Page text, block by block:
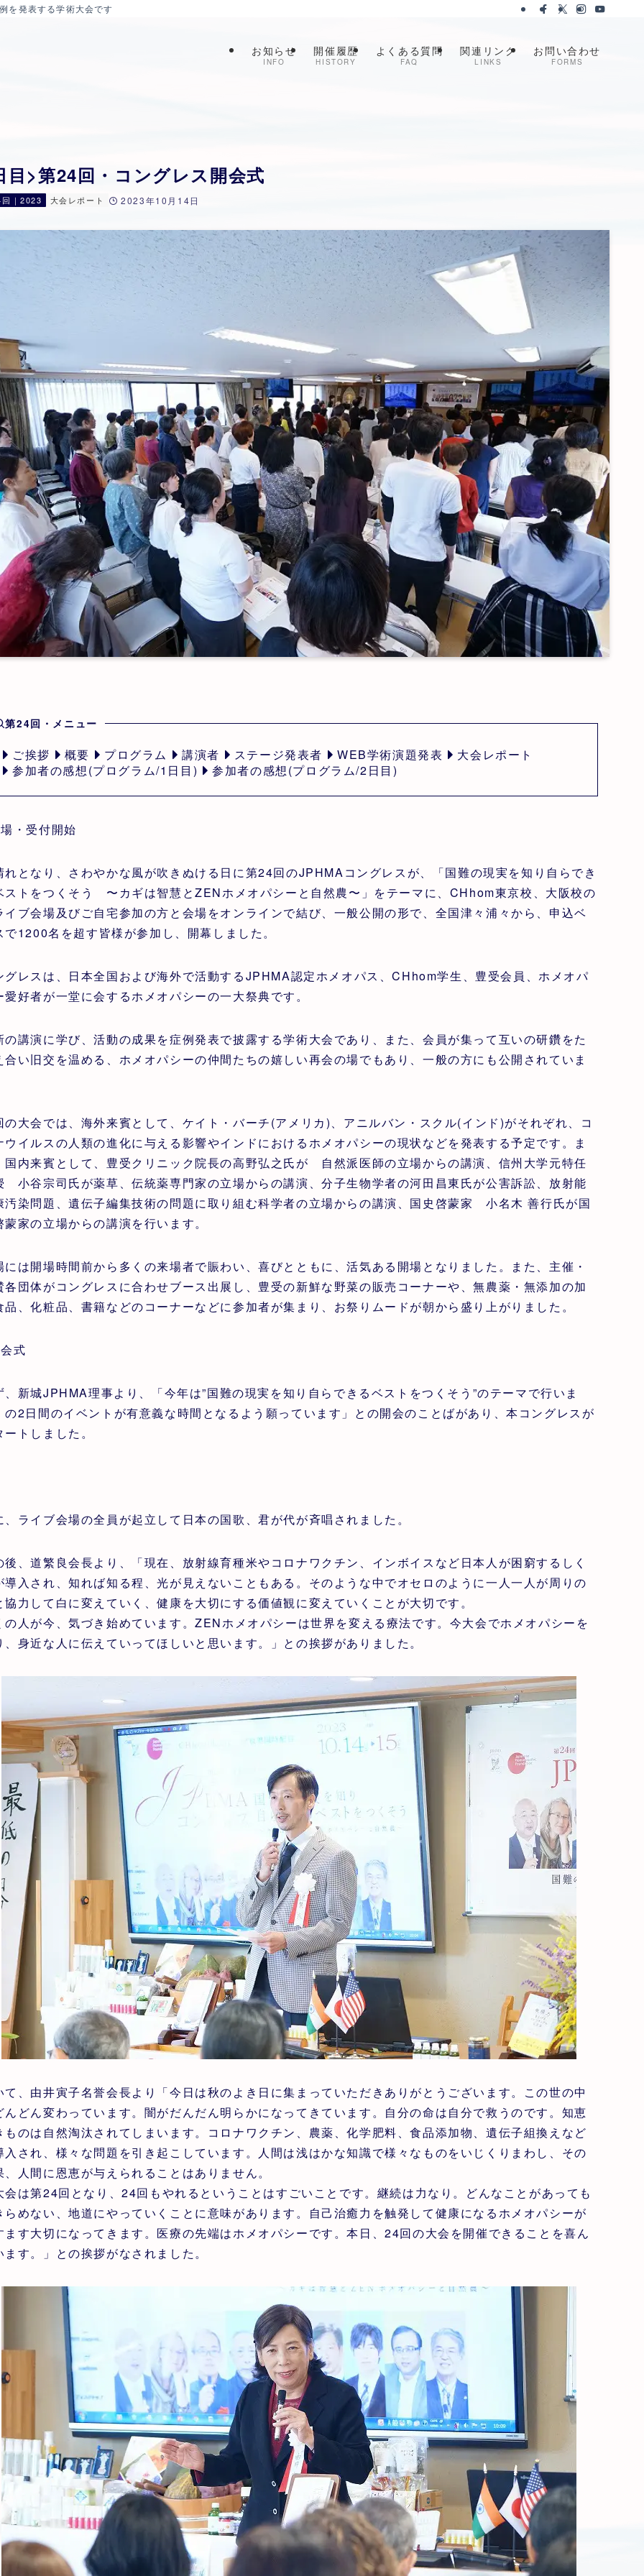
を発表する学術大会です
お知らせ
INFO
開催履歴
HISTORY
よくある質問
FAQ
関連リンク
LINKS
お問い合わせ
FORMS
目>第24回・コングレス開会式
｜2023 大会レポート 2023年10月14日
第24回・メニュー
ご挨拶 概要 プログラム 講演者 ステージ発表者 WEB学術演題発表
大会レポート
参加者の感想(プログラム/1日目)
参加者の感想(プログラム/2日目)
・受付開始
れとなり、さわやかな風が吹きぬける日に第24回のJPHMAコングレスが、「国難の現実を知り自らでき
ストをつくそう 〜カギは智慧とZENホメオパシーと自然農〜」をテーマに、CHhom東京校、大阪校の
イブ会場及びご自宅参加の方と会場をオンラインで結び、一般公開の形で、全国津々浦々から、申込ベ
で1200名を超す皆様が参加し、開幕しました。
グレスは、日本全国および海外で活動するJPHMA認定ホメオパス、CHhom学生、豊受会員、ホメオパ
愛好者が一堂に会するホメオパシーの一大祭典です。
の講演に学び、活動の成果を症例発表で披露する学術大会であり、また、会員が集って互いの研鑽をた
合い旧交を温める、ホメオパシーの仲間たちの嬉しい再会の場でもあり、一般の方にも公開されていま
の大会では、海外来賓として、ケイト・バーチ(アメリカ)、アニルバン・スクル(インド)がそれぞれ、コ
ウイルスの人類の進化に与える影響やインドにおけるホメオパシーの現状などを発表する予定です。ま
国内来賓として、豊受クリニック院長の高野弘之氏が 自然派医師の立場からの講演、信州大学元特任
小谷宗司氏が薬草、伝統薬専門家の立場からの講演、分子生物学者の河田昌東氏が公害訴訟、放射能
汚染問題、遺伝子編集技術の問題に取り組む科学者の立場からの講演、国史啓蒙家 小名木 善行氏が国
蒙家の立場からの講演を行います。
には開場時間前から多くの来場者で賑わい、喜びとともに、活気ある開場となりました。また、主催・
各団体がコングレスに合わせブース出展し、豊受の新鮮な野菜の販売コーナーや、無農薬・無添加の加
品、化粧品、書籍などのコーナーなどに参加者が集まり、お祭りムードが朝から盛り上がりました。
式
、新城JPHMA理事より、「今年は”国難の現実を知り自らできるベストをつくそう”のテーマで行いま
の2日間のイベントが有意義な時間となるよう願っています」との開会のことばがあり、本コングレスが
ートしました。
、ライブ会場の全員が起立して日本の国歌、君が代が斉唱されました。
後、道繁良会長より、「現在、放射線育種米やコロナワクチン、インボイスなど日本人が困窮するしく
導入され、知れば知る程、光が見えないこともある。そのような中でオセロのように一人一人が周りの
協力して白に変えていく、健康を大切にする価値観に変えていくことが大切です。
の人が今、気づき始めています。ZENホメオパシーは世界を変える療法です。今大会でホメオパシーを
、身近な人に伝えていってほしいと思います。」との挨拶がありました。
て、由井寅子名誉会長より「今日は秋のよき日に集まっていただきありがとうございます。この世の中
んどん変わっています。闇がだんだん明らかになってきています。自分の命は自分で救うのです。知恵
ものは自然淘汰されてしまいます。コロナワクチン、農薬、化学肥料、食品添加物、遺伝子組換えなど
入され、様々な問題を引き起こしています。人間は浅はかな知識で様々なものをいじくりまわし、その
、人間に恩恵が与えられることはありません。
会は第24回となり、24回もやれるということはすごいことです。継続は力なり。どんなことがあっても
らめない、地道にやっていくことに意味があります。自己治癒力を触発して健康になるホメオパシーが
ます大切になってきます。医療の先端はホメオパシーです。本日、24回の大会を開催できることを喜ん
ます。」との挨拶がなされました。